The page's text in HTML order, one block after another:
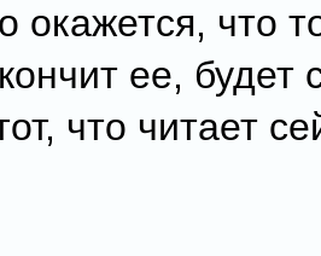
окажется, что
ее, будет
что читает